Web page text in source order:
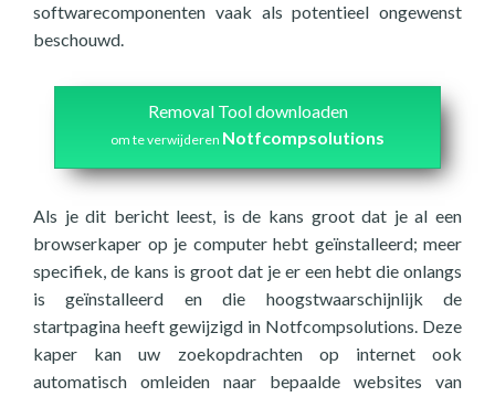
softwarecomponenten vaak als potentieel ongewenst
beschouwd.
Removal Tool downloaden
om te verwijderen Notfcompsolutions
Als je dit bericht leest, is de kans groot dat je al een
browserkaper op je computer hebt geïnstalleerd; meer
specifiek, de kans is groot dat je er een hebt die onlangs
is geïnstalleerd en die hoogstwaarschijnlijk de
startpagina heeft gewijzigd in Notfcompsolutions. Deze
kaper kan uw zoekopdrachten op internet ook
automatisch omleiden naar bepaalde websites van